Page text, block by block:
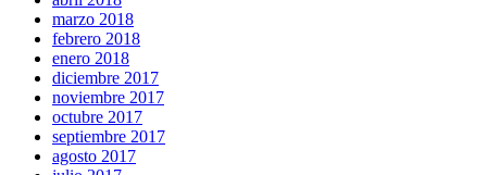
marzo 2018
febrero 2018
enero 2018
diciembre 2017
noviembre 2017
octubre 2017
septiembre 2017
agosto 2017